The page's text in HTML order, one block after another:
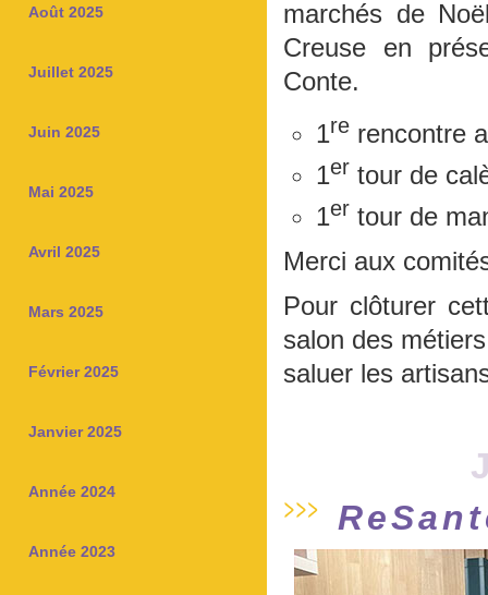
Août 2025
Juillet 2025
Juin 2025
Mai 2025
Avril 2025
Mars 2025
Février 2025
Janvier 2025
Année 2024
Année 2023
marchés de
Creuse en
Conte.
1re rencontre
1er tour de
1er tour de
Merci aux
Pour clôturer
salon des
saluer les